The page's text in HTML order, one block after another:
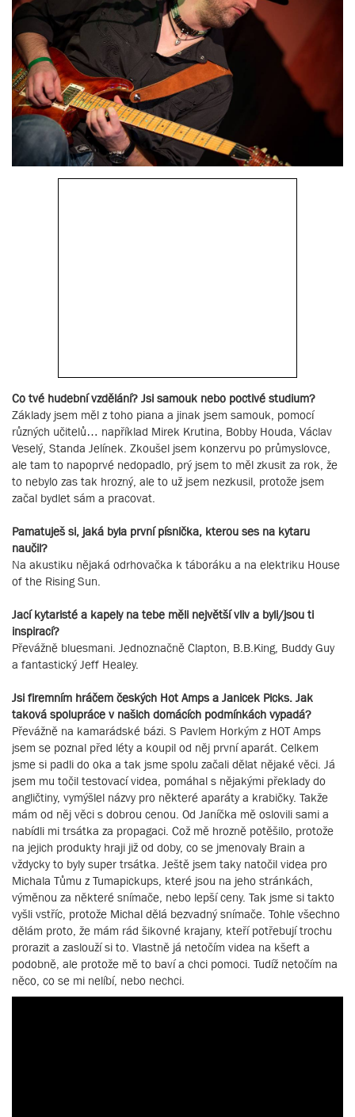
Co tvé hudební vzdělání? Jsi samouk nebo poctivé studium?
Základy jsem měl z toho piana a jinak jsem samouk, pomocí
různých učitelů… například Mirek Krutina, Bobby Houda, Václav
Veselý, Standa Jelínek. Zkoušel jsem konzervu po průmyslovce,
ale tam to napoprvé nedopadlo, prý jsem to měl zkusit za rok, že
to nebylo zas tak hrozný, ale to už jsem nezkusil, protože jsem
začal bydlet sám a pracovat.
Pamatuješ si, jaká byla první písnička, kterou ses na kytaru
naučil?
Na akustiku nějaká odrhovačka k táboráku a na elektriku House
of the Rising Sun.
Jací kytaristé a kapely na tebe měli největší vliv a byli/jsou ti
inspirací?
Převážně bluesmani. Jednoznačně Clapton, B.B.King, Buddy Guy
a fantastický Jeff Healey.
Jsi firemním hráčem českých Hot Amps a Janicek Picks. Jak
taková spolupráce v našich domácích podmínkách vypadá?
Převážně na kamarádské bázi. S Pavlem Horkým z HOT Amps
jsem se poznal před léty a koupil od něj první aparát. Celkem
jsme si padli do oka a tak jsme spolu začali dělat nějaké věci. Já
jsem mu točil testovací videa, pomáhal s nějakými překlady do
angličtiny, vymýšlel názvy pro některé aparáty a krabičky. Takže
mám od něj věci s dobrou cenou. Od Janíčka mě oslovili sami a
nabídli mi trsátka za propagaci. Což mě hrozně potěšilo, protože
na jejich produkty hraji již od doby, co se jmenovaly Brain a
vždycky to byly super trsátka. Ještě jsem taky natočil videa pro
Michala Tůmu z Tumapickups, které jsou na jeho stránkách,
výměnou za některé snímače, nebo lepší ceny. Tak jsme si takto
vyšli vstříc, protože Michal dělá bezvadný snímače. Tohle všechno
dělám proto, že mám rád šikovné krajany, kteří potřebují trochu
prorazit a zaslouží si to. Vlastně já netočím videa na kšeft a
podobně, ale protože mě to baví a chci pomoci. Tudíž netočím na
něco, co se mi nelíbí, nebo nechci.